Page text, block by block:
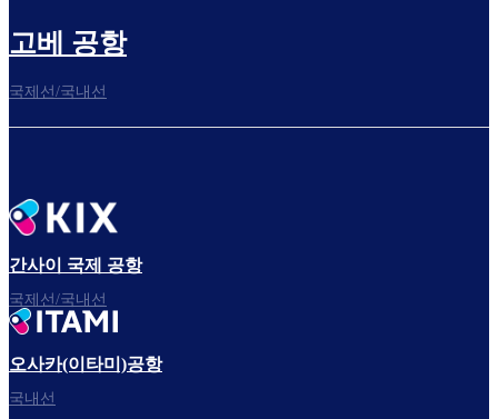
고베 공항
국제선/국내선
간사이 국제 공항
국제선/국내선
오사카(이타미)공항
국내선